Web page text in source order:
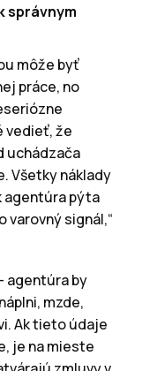
správnym
môže byť
práce, no
vedieť, že
uchádzača
Všetky náklady
agentúra pýta
varovný signál,“
agentúra by
mzde,
Ak tieto údaje
je na mieste